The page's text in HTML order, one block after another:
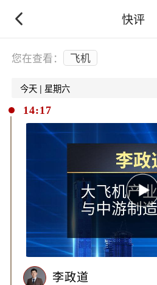
快评
下拉刷新
您在查看： 飞机
今天 | 星期六
14:17
李政道